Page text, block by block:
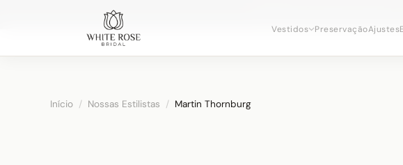
Vestidos PreservaçãoAjustes
Início / Nossas Estilistas / Martin Thornburg